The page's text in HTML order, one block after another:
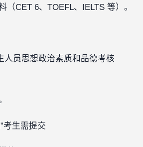
（CET 6、TOEFL、IELTS 等）。
人员思想政治素质和品德考核
考生需提交